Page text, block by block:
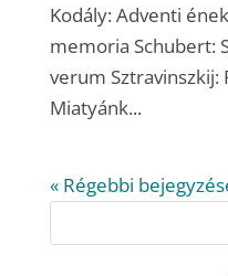
Kodály: Adventi
memoria Schubert:
verum Sztravinszkij:
Miatyánk...
« Régebbi